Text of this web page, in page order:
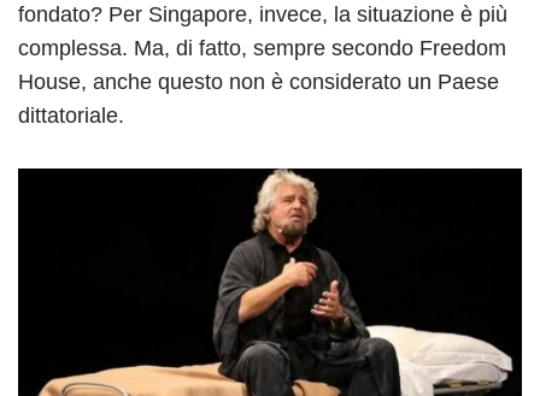
fondato? Per Singapore, invece, la situazione è più
complessa. Ma, di fatto, sempre secondo Freedom
House, anche questo non è considerato un Paese
dittatoriale.